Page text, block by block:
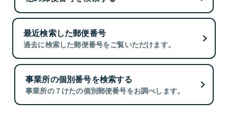
最近検索した郵便番号
過去に検索した郵便番号をご覧いただけます。
事業所の個別番号を検索する
事業所の７けたの個別郵便番号をお調べします。